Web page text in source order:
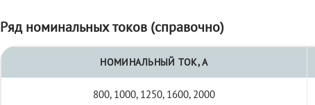
Ряд номинальных токов (справочно)
НОМИНАЛЬНЫЙ ТОК, А
800, 1000, 1250, 1600, 2000